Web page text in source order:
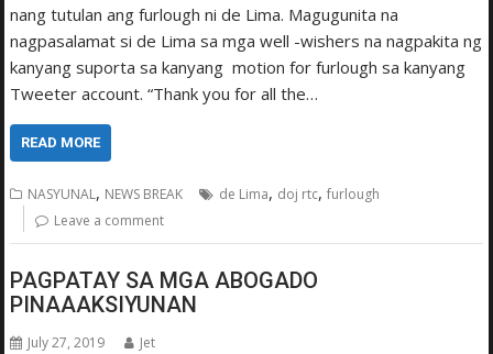
nang tutulan ang furlough ni de Lima. Magugunita na
nagpasalamat si de Lima sa mga well -wishers na nagpakita ng
kanyang suporta sa kanyang motion for furlough sa kanyang
Tweeter account. “Thank you for all the…
READ MORE
NASYUNAL, NEWS BREAK de Lima, doj rtc,furlough
Leave a comment
PAGPATAY SA MGA ABOGADO
PINAAAKSIYUNAN
July 27, 2019 Jet